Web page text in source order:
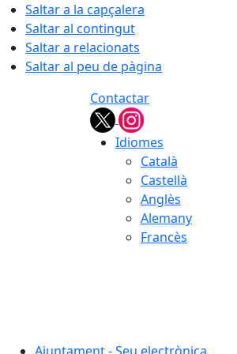
Saltar a la capçalera
Saltar al contingut
Saltar a relacionats
Saltar al peu de pàgina
Contactar
Idiomes
Català
Castellà
Anglès
Alemany
Francès